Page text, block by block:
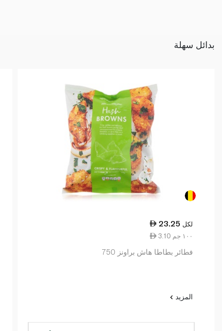
بدائل سهلة
23.25 لكل
3.10 ١٠٠ جم
فطائر بطاطا هاش براونز 750
المزيد